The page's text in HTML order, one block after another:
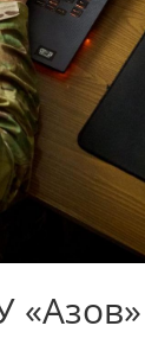
«Азов»